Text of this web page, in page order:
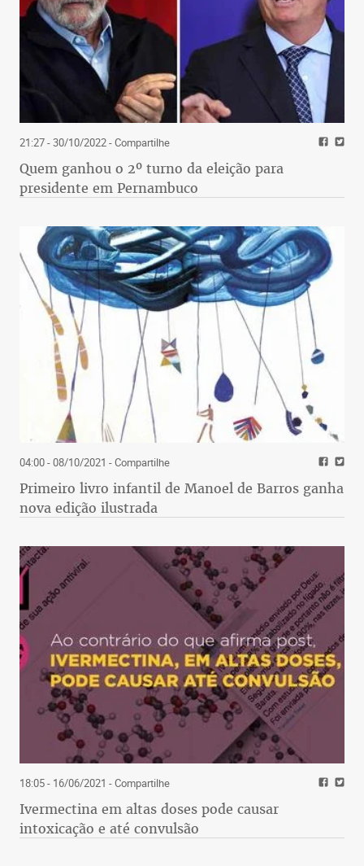
21:27 - 30/10/2022- Compartilhe
Quem ganhou o 2º turno da eleição para
presidente em Pernambuco
04:00 - 08/10/2021 - Compartilhe
Primeiro livro infantil de Manoel de Barros ganha
nova edição ilustrada
18:05 - 16/06/2021 - Compartilhe
Ivermectina em altas doses pode causar
intoxicação e até convulsão